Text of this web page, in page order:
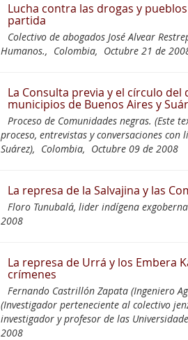
Lucha contra las drogas y
partida
Colectivo de abogados José Alvear
Humanos., Colombia, Octubre 21 de
La Consulta previa y el círculo
municipios de Buenos Aires y
Proceso de Comunidades negras. (Este
proceso, entrevistas y conversaciones
Suárez), Colombia, Octubre 09 de 2008
La represa de la Salvajina y las
Floro Tunubalá, lider indígena
2008
La represa de Urrá y los Embera
crímenes
Fernando Castrillón Zapata (Ingeniero
(Investigador perteneciente al colectivo
investigador y profesor de las
2008